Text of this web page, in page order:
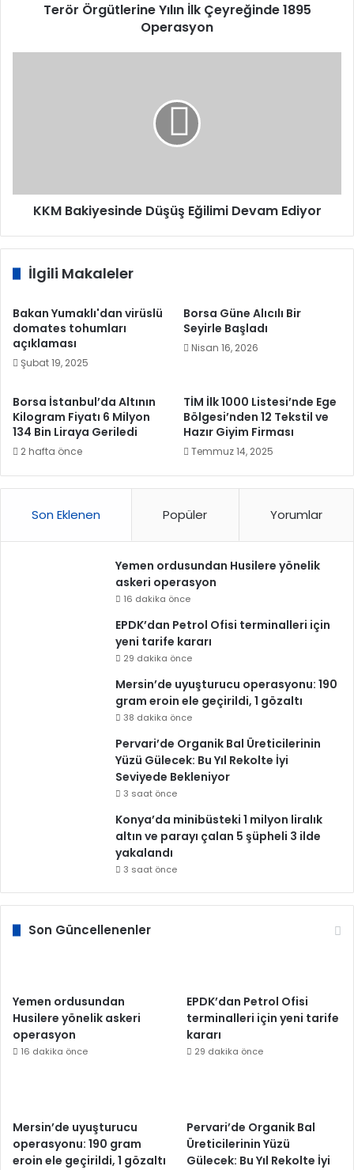
Terör Örgütlerine Yılın İlk Çeyreğinde 1895
Operasyon
KKM Bakiyesinde Düşüş Eğilimi Devam Ediyor
İlgili Makaleler
Bakan Yumaklı'dan virüslü
domates tohumları
açıklaması
Şubat 19, 2025
Borsa Güne Alıcılı Bir
Seyirle Başladı
Nisan 16, 2026
Borsa İstanbul’da Altının
Kilogram Fiyatı 6 Milyon
134 Bin Liraya Geriledi
2 hafta önce
TİM İlk 1000 Listesi’nde Ege
Bölgesi’nden 12 Tekstil ve
Hazır Giyim Firması
Temmuz 14, 2025
Son Eklenen Popüler Yorumlar
Yemen ordusundan Husilere yönelik
askeri operasyon
16 dakika önce
EPDK’dan Petrol Ofisi terminalleri için
yeni tarife kararı
29 dakika önce
Mersin’de uyuşturucu operasyonu: 190
gram eroin ele geçirildi, 1 gözaltı
38 dakika önce
Pervari’de Organik Bal Üreticilerinin
Yüzü Gülecek: Bu Yıl Rekolte İyi
Seviyede Bekleniyor
3 saat önce
Konya’da minibüsteki 1 milyon liralık
altın ve parayı çalan 5 şüpheli 3 ilde
yakalandı
3 saat önce
Son Güncellenenler
Yemen ordusundan
Husilere yönelik askeri
operasyon
16 dakika önce
EPDK’dan Petrol Ofisi
terminalleri için yeni tarife
kararı
29 dakika önce
Mersin’de uyuşturucu
operasyonu: 190 gram
eroin ele geçirildi, 1 gözaltı
Pervari’de Organik Bal
Üreticilerinin Yüzü
Gülecek: Bu Yıl Rekolte İyi